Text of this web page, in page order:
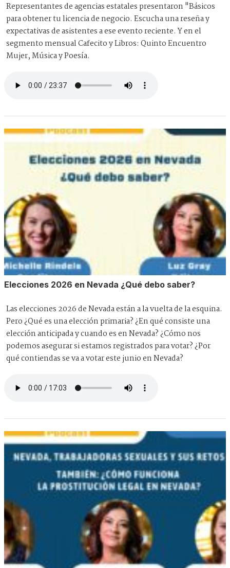
Representantes de agencias estatales presentaron "Básicos
para obtener tu licencia de negocio. Escucha una reseña y
expectativas de asistentes a ese evento reciente. Y en el
segmento mensual Cafecito y Libros: Quinto Encuentro
Mujer, Música y Poesía.
Elecciones 2026 en Nevada ¿Qué debo saber?
Las elecciones 2026 de Nevada están a la vuelta de la esquina.
Pero ¿Qué es una elección primaria? ¿En qué consiste una
elección anticipada y cuando es en Nevada? ¿Cómo nos
podemos asegurar si estamos registrados para votar? ¿Por
qué contiendas se va a votar este junio en Nevada?